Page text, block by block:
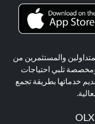
والمستثمرين من
تلبي احتياجات
خدماتها بطريقة تجمع